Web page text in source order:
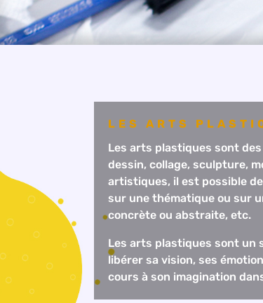
LES ARTS
Les arts plastiques sont
dessin, collage, sculpture,
artistiques, il est possible
sur une thématique ou sur
concrète ou abstraite, etc.
Les arts plastiques sont un
libérer sa vision, ses
cours à son imagination